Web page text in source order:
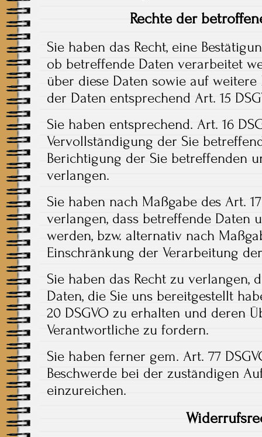
Rechte der
Sie haben das Recht, eine
ob betreffende Daten verarbeitet
über diese Daten sowie auf
der Daten entsprechend Art. 15
Sie haben entsprechend. Art. 16
Vervollständigung der Sie
Berichtigung der Sie betreffenden
verlangen.
Sie haben nach Maßgabe des Art.
verlangen, dass betreffende Daten
werden, bzw. alternativ nach
Einschränkung der Verarbeitung
Sie haben das Recht zu verlangen,
Daten, die Sie uns bereitgestellt
20 DSGVO zu erhalten und deren
Verantwortliche zu fordern.
Sie haben ferner gem. Art. 77
Beschwerde bei der zuständigen
einzureichen.